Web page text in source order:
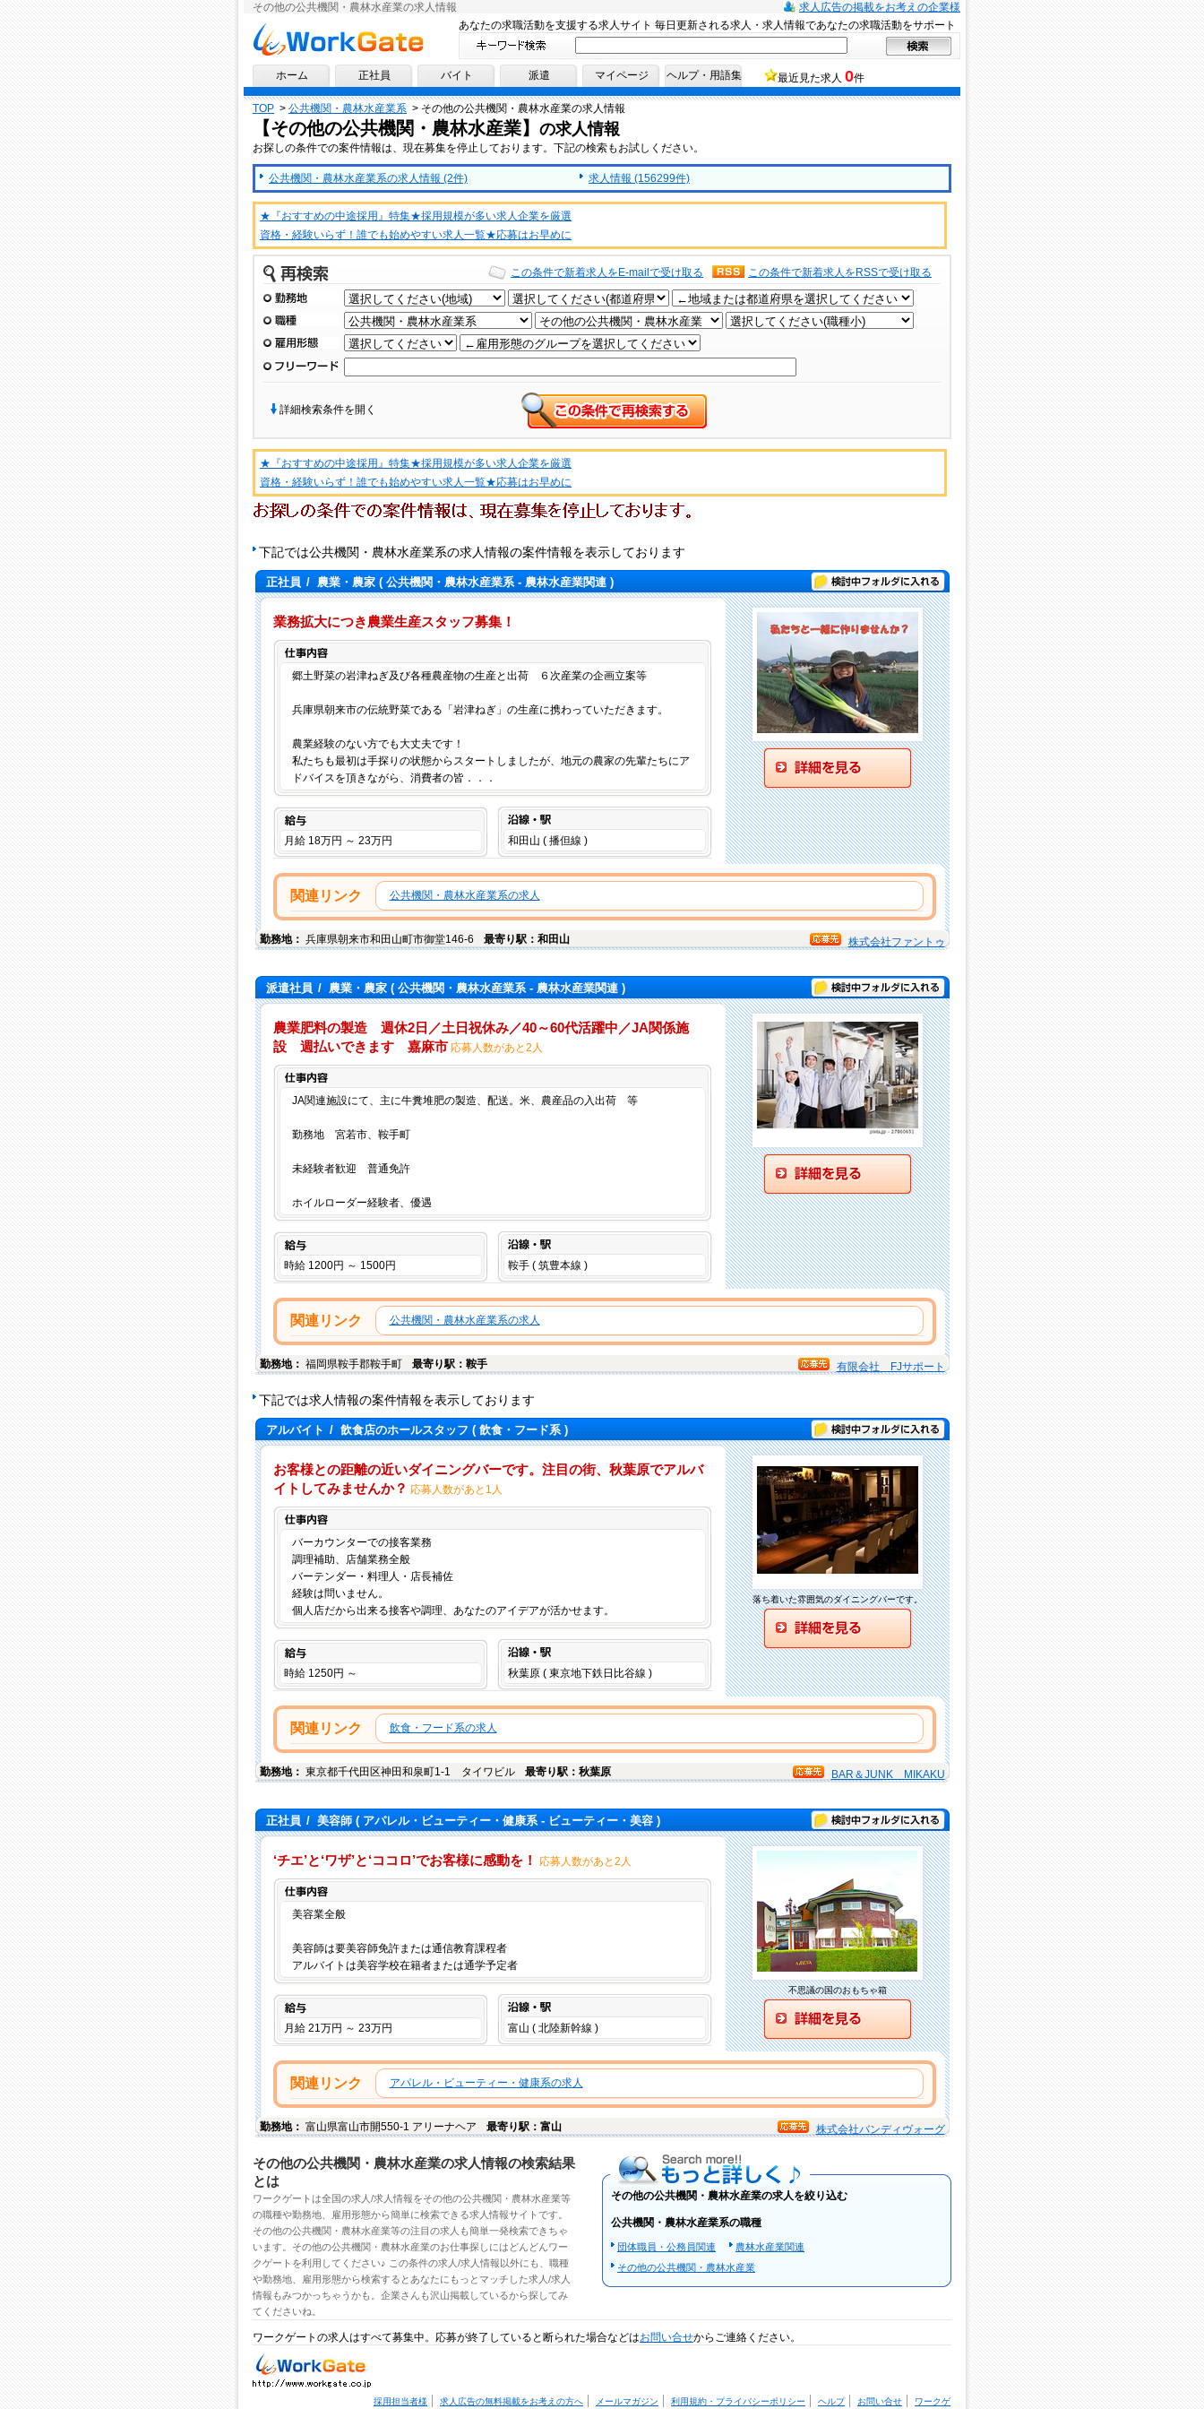
その他の公共機関・農林水産業の求人情報
求人広告の掲載をお考えの企業様
求人情報ならワークゲートへ！
あなたの求職活動を支援する求人サイト 毎日更新される求人・求人情報であなたの求職活動をサポート
ホーム 正社員 バイト 派遣 マイページ ヘルプ・用語集 最近見た求人 0件
TOP > 公共機関・農林水産業系 > その他の公共機関・農林水産業の求人情報
【その他の公共機関・農林水産業】 の求人情報
お探しの条件での案件情報は、現在募集を停止しております。下記の検索もお試しください。
公共機関・農林水産業系の求人情報 (2件) 求人情報 (156299件)
★『おすすめの中途採用』特集★採用規模が多い求人企業を厳選
資格・経験いらず！誰でも始めやすい求人一覧★応募はお早めに
再検索 この条件で新着求人をRSSで受け取る
この条件で新着求人をE-mailで受け取る
勤務地
職種
雇用形態
フリーワード
詳細検索条件を開く
★『おすすめの中途採用』特集★採用規模が多い求人企業を厳選
資格・経験いらず！誰でも始めやすい求人一覧★応募はお早めに
下記では公共機関・農林水産業系の求人情報の案件情報を表示しております
正社員 / 農業・農家( 公共機関・農林水産業系 - 農林水産業関連 ) 検討中フォルダに入れる
業務拡大につき農業生産スタッフ募集！
郷土野菜の岩津ねぎ及び各種農産物の生産と出荷 ６次産業の企画立案等
兵庫県朝来市の伝統野菜である「岩津ねぎ」の生産に携わっていただきます。
農業経験のない方でも大丈夫です！
私たちも最初は手探りの状態からスタートしましたが、地元の農家の先輩たちにア
ドバイスを頂きながら、消費者の皆．．．
給与
月給 18万円 ～ 23万円 和田山 ( 播但線 )
関連リンク 公共機関・農林水産業系の求人
勤務地： 兵庫県朝来市和田山町市御堂146-6 最寄り駅：和田山 株式会社ファントゥ
派遣社員 / 農業・農家( 公共機関・農林水産業系 - 農林水産業関連 ) 検討中フォルダに入れる
農業肥料の製造 週休2日／土日祝休み／40～60代活躍中／JA関係施
設 週払いできます 嘉麻市 応募人数があと2人
JA関連施設にて、主に牛糞堆肥の製造、配送。米、農産品の入出荷 等
勤務地 宮若市、鞍手町
未経験者歓迎 普通免許
ホイルローダー経験者、優遇
給与
時給 1200円 ～ 1500円 鞍手 ( 筑豊本線 )
関連リンク 公共機関・農林水産業系の求人
勤務地： 福岡県鞍手郡鞍手町 最寄り駅：鞍手 有限会社 FJサポート
下記では求人情報の案件情報を表示しております
アルバイト / 飲食店のホールスタッフ ( 飲食・フード系 ) 検討中フォルダに入れる
お客様との距離の近いダイニングバーです。注目の街、秋葉原でアルバ
イトしてみませんか？ 応募人数があと1人
バーカウンターでの接客業務
調理補助、店舗業務全般
バーテンダー・料理人・店長補佐
経験は問いません。
個人店だから出来る接客や調理、あなたのアイデアが活かせます。
給与
時給 1250円 ～ 秋葉原 ( 東京地下鉄日比谷線 )
落ち着いた雰囲気のダイニングバーです。
関連リンク 飲食・フード系の求人
勤務地： 東京都千代田区神田和泉町1-1 タイワビル 最寄り駅：秋葉原 BAR＆JUNK MIKAKU
正社員 / 美容師( アパレル・ビューティー・健康系 - ビューティー・美容 ) 検討中フォルダに入れる
‘チエ’と‘ワザ’と‘ココロ’でお客様に感動を！
応募人数があと2人
美容業全般
美容師は要美容師免許または通信教育課程者
アルバイトは美容学校在籍者または通学予定者
給与
月給 21万円 ～ 23万円 富山 ( 北陸新幹線 )
不思議の国のおもちゃ箱
関連リンク アパレル・ビューティー・健康系の求人
勤務地： 富山県富山市開550-1 アリーナヘア 最寄り駅：富山 株式会社バンディヴォーグ
その他の公共機関・農林水産業の求人情報の検索結果
とは
ワークゲートは全国の求人/求人情報をその他の公共機関・農林水産業等
の職種や勤務地、雇用形態から簡単に検索できる求人情報サイトです。
その他の公共機関・農林水産業等の注目の求人 も簡単一発検索できちゃ
います。その他の公共機関・農林水産業のお仕事探しにはどんどんワー
クゲートを利用してください♪ この条件の求人/求人情報以外にも、職種
や勤務地、雇用形態から検索するとあなたにもっとマッチした求人/求人
情報もみつかっちゃうかも。企業さんも沢山掲載しているから探してみ
てくださいね。
もっと詳しく
その他の公共機関・農林水産業の求人を絞り込む
公共機関・農林水産業系の職種
団体職員・公務員関連
農林水産業関連
その他の公共機関・農林水産業
ワークゲートの求人はすべて募集中。応募が終了していると断られた場合などはお問い合せからご連絡ください。
求人・求人情報ならワー
クゲートへ！
採用担当者様 求人広告の無料掲載をお考えの方へ メールマガジン 利用規約・プライバシーポリシー ヘルプ お問い合せ ワークゲ